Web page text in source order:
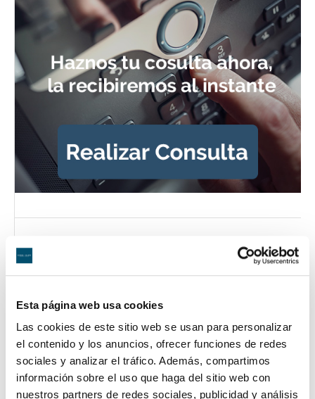
Esta página web usa cookies
Las cookies de este sitio web se usan para personalizar
el contenido y los anuncios, ofrecer funciones de redes
sociales y analizar el tráfico. Además, compartimos
información sobre el uso que haga del sitio web con
nuestros partners de redes sociales, publicidad y análisis